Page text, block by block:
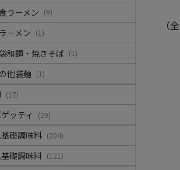
ラーメン (9)
ーメン (1)
和麺・焼きそば (1)
他袋麺 (1)
(17)
ッティ (29)
礎調味料 (204)
礎調味料 (121)
（